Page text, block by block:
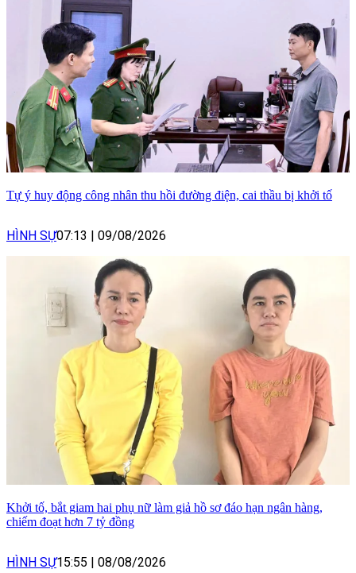
Tự ý huy động công nhân thu hồi đường điện, cai thầu bị khởi tố
HÌNH SỰ07:13 09/08/2026
Khởi tố, bắt giam hai phụ nữ làm giả hồ sơ đáo hạn ngân hàng,
chiếm đoạt hơn 7 tỷ đồng
HÌNH SỰ15:55 08/08/2026